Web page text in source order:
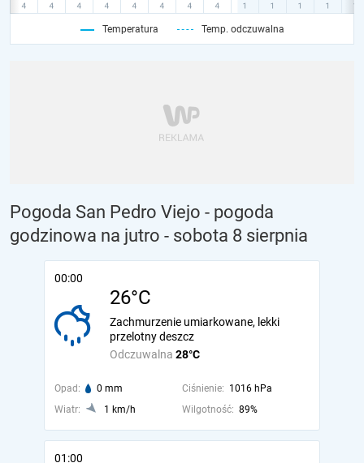
Temperatura Temp. odczuwalna
Pogoda San Pedro Viejo - pogoda
godzinowa na jutro - sobota 8 sierpnia
00:00
26°C
Odczuwalna 28°C
Zachmurzenie umiarkowane, lekki
przelotny deszcz
Opad: 0 mm Ciśnienie: 1016 hPa
Wiatr:
1 km/h Wilgotność: 89%
01:00